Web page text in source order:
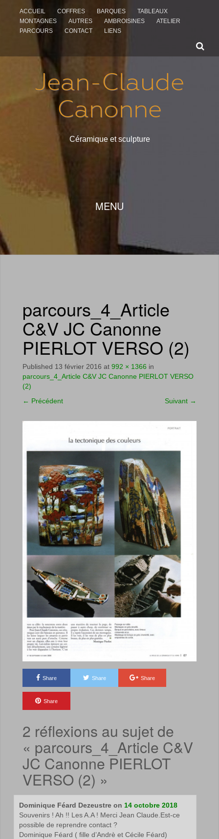
ACCUEIL COFFRES BARQUES
TABLEAUX
MONTAGNES
AUTRES AMBROISINES
ATELIER
PARCOURS
CONTACT LIENS
Jean-Claude
Canonne
Céramique et sculpture
MENU
ALLER AU CONTENU
parcours_4_Article
C&V JC Canonne
PIERLOT VERSO (2)
Published 13 février 2016 at 992 × 1366 in
parcours_4_Article C&V JC Canonne PIERLOT VERSO
(2)
← Précédent Suivant →
Share Share Share
Share
2 réflexions au sujet de
« parcours_4_Article C&V
JC Canonne PIERLOT
VERSO (2) »
Dominique Féard Dezeustre on 14 octobre 2018
Souvenirs ! Ah !! Les A.A ! Merci Jean Claude.Est-ce
possible de reprendre contact ?
Dominique Féard ( fille d’Andrè et Cécile Féard)